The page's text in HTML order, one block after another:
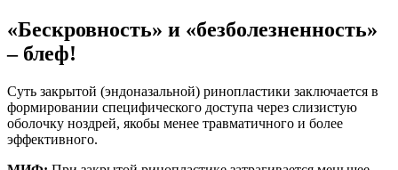
«Бескровность» и «безболезненность»
– блеф!
Суть закрытой (эндоназальной) ринопластики заключается в
формировании специфического доступа через слизистую
оболочку ноздрей, якобы менее травматичного и более
эффективного.